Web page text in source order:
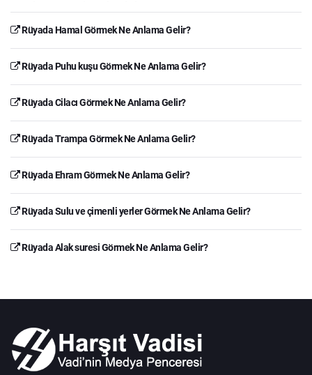
Rüyada Hamal Görmek Ne Anlama Gelir?
Rüyada Puhu kuşu Görmek Ne Anlama Gelir?
Rüyada Cilacı Görmek Ne Anlama Gelir?
Rüyada Trampa Görmek Ne Anlama Gelir?
Rüyada Ehram Görmek Ne Anlama Gelir?
Rüyada Sulu ve çimenli yerler Görmek Ne Anlama Gelir?
Rüyada Alak suresi Görmek Ne Anlama Gelir?